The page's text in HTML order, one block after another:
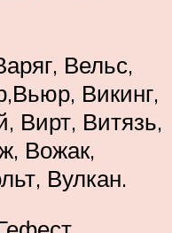
Вельс,
Викинг,
Вирт, Витязь,
Вожак,
Вулкан.